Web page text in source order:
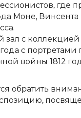
где
Моне, Винсента
зал с
с портретами
войны 1812
обратить